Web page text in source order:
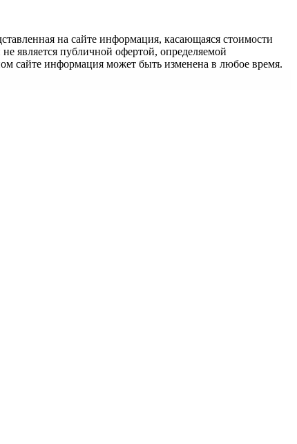
на сайте информация, касающаяся стоимости
является публичной офертой, определяемой
сайте информация может быть изменена в любое время.